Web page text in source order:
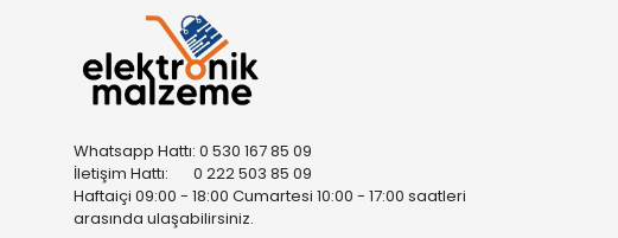
Whatsapp Hattı: 0 530 167 85 09
İletişim Hattı: 0 222 503 85 09
Haftaiçi 09:00 - 18:00 Cumartesi 10:00 - 17:00 saatleri
arasında ulaşabilirsiniz.